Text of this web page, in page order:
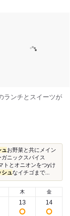
ランチとスイーツが
お野菜と共にメイン
ニックスパイス
トとオニオンをつyけ
ュ なイチゴまで...
木
13
金
14